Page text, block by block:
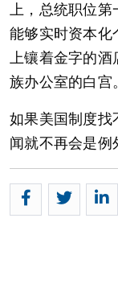
上，总统职位第
能够实时资本化
上镶着金字的酒
族办公室的白宫。
如果美国制度找
闻就不再会是例